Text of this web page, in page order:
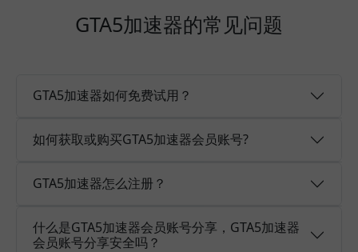
GTA5加速器的常见问题
GTA5加速器如何免费试用？
如何获取或购买GTA5加速器会员账号?
GTA5加速器怎么注册？
什么是GTA5加速器会员账号分享，GTA5加速器
会员账号分享安全吗？